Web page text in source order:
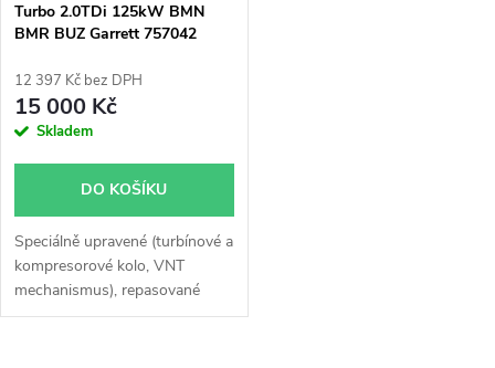
Turbo 2.0TDi 125kW BMN
BMR BUZ Garrett 757042
hybridní do 180KW
12 397 Kč bez DPH
15 000 Kč
Skladem
DO KOŠÍKU
Speciálně upravené (turbínové a
kompresorové kolo, VNT
mechanismus), repasované
turbodmychadlo Garrett